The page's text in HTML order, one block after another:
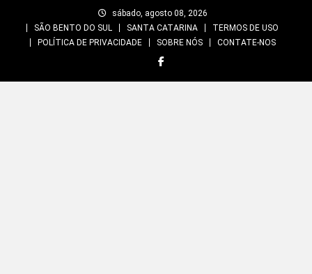
sábado, agosto 08, 2026
SÃO BENTO DO SUL
SANTA CATARINA
TERMOS DE USO
POLÍTICA DE PRIVACIDADE
SOBRE NÓS CONTATE-NOS